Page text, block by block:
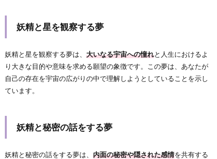
妖精と星を観察する夢
妖精と星を観察する夢は、 大いなる宇宙への憧れと人生におけるよ
り大きな目的や意味を求める願望の象徴です。この夢は、あなたが
自己の存在を宇宙の広がりの中で理解しようとしていることを示し
ています。
妖精と秘密の話をする夢
妖精と秘密の話をする夢は、 内面の秘密や隠された感情を共有する